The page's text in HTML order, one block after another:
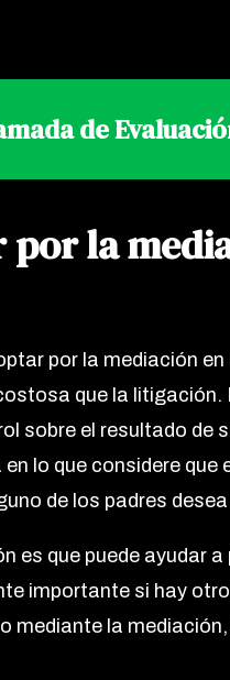
de
la
por la mediación
que la
sobre el resultado de
lo que considere que
de los padres
es que puede ayudar
importante si hay
mediante la